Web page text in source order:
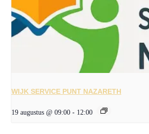
WIJK SERVICE PUNT NAZARETH
19 augustus @ 09:00 - 12:00